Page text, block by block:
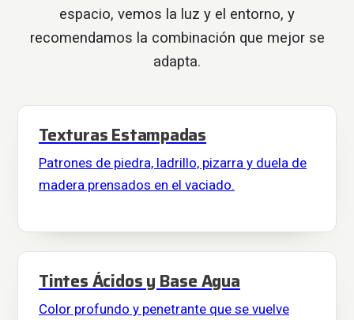
espacio, vemos la luz y el entorno, y
recomendamos la combinación que mejor se
adapta.
Texturas Estampadas
Patrones de piedra, ladrillo, pizarra y duela de
madera prensados en el vaciado.
Tintes Ácidos y Base Agua
Color profundo y penetrante que se vuelve